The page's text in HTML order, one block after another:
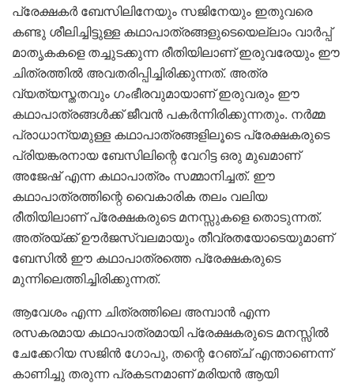
പ്രേക്ഷകർ ബേസിലിനേയും സജിനേയും ഇതുവരെ
കണ്ടു ശീലിച്ചിട്ടുള്ള കഥാപാത്രങ്ങളുടെയെല്ലാം വാർപ്പ്
മാതൃകകളെ തച്ചുടക്കുന്ന രീതിയിലാണ് ഇരുവരേയും ഈ
ചിത്രത്തിൽ അവതരിപ്പിച്ചിരിക്കുന്നത്. അത്ര
വ്യത്യസ്തതവും ഗംഭീരവുമായാണ് ഇരുവരും ഈ
കഥാപാത്രങ്ങൾക്ക് ജീവൻ പകർന്നിരിക്കുന്നതും. നർമ്മ
പ്രാധാന്യമുള്ള കഥാപാത്രങ്ങളിലൂടെ പ്രേക്ഷകരുടെ
പ്രിയങ്കരനായ ബേസിലിന്റെ വേറിട്ട ഒരു മുഖമാണ്
അജേഷ് എന്ന കഥാപാത്രം സമ്മാനിച്ചത്. ഈ
കഥാപാത്രത്തിന്റെ വൈകാരിക തലം വലിയ
രീതിയിലാണ് പ്രേക്ഷകരുടെ മനസ്സുകളെ തൊടുന്നത്.
അത്രയ്ക്ക് ഊർജസ്വലമായും തീവ്രതയോടെയുമാണ്
ബേസിൽ ഈ കഥാപാത്രത്തെ പ്രേക്ഷകരുടെ
മുന്നിലെത്തിച്ചിരിക്കുന്നത്.
ആവേശം എന്ന ചിത്രത്തിലെ അമ്പാൻ എന്ന
രസകരമായ കഥാപാത്രമായി പ്രേക്ഷകരുടെ മനസ്സിൽ
ചേക്കേറിയ സജിൻ ഗോപു, തന്റെ റേഞ്ച് എന്താണെന്ന്
കാണിച്ചു തരുന്ന പ്രകടനമാണ് മരിയൻ ആയി